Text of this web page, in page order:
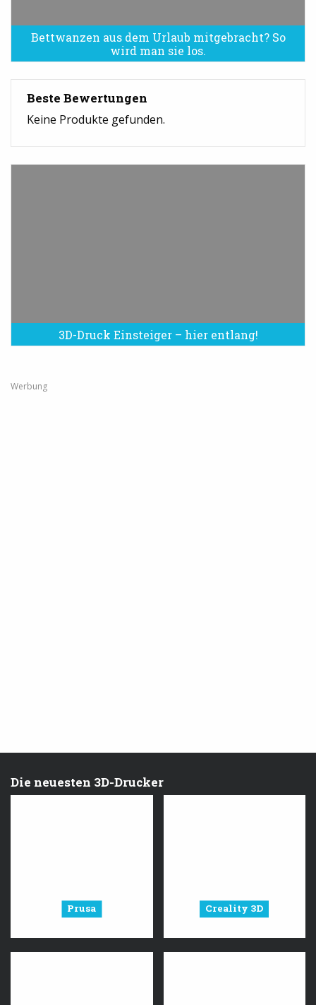
Bettwanzen aus dem Urlaub mitgebracht? So
wird man sie los.
Bettwanzen sind eine Plage
Beste Bewertungen
Keine Produkte gefunden.
3D-Druck Einsteiger – hier entlang!
Werbung
Die neuesten 3D-Drucker
Prusa Creality 3D